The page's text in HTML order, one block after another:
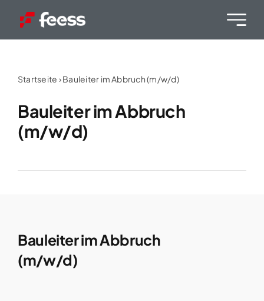
content
Startseite ›Bauleiter im Abbruch (m/w/d)
Bauleiter im Abbruch
(m/w/d)
Bauleiter im Abbruch
(m/w/d)